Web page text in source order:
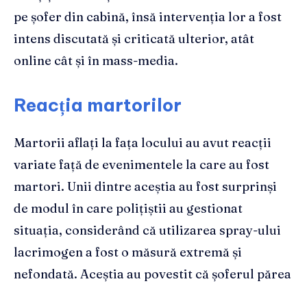
pe șofer din cabină, însă intervenția lor a fost
intens discutată și criticată ulterior, atât
online cât și în mass-media.
Reacția martorilor
Martorii aflați la fața locului au avut reacții
variate față de evenimentele la care au fost
martori. Unii dintre aceștia au fost surprinși
de modul în care polițiștii au gestionat
situația, considerând că utilizarea spray-ului
lacrimogen a fost o măsură extremă și
nefondată. Aceștia au povestit că șoferul părea